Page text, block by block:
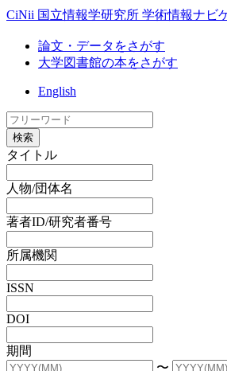
CiNii 国立情報学研究所 学術情報ナビ
論文・データをさがす
大学図書館の本をさがす
English
検索
タイトル
人物/団体名
著者ID/研究者番号
所属機関
ISSN
DOI
期間
〜